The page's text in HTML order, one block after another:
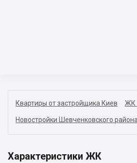
Квартиры от застройщика Киев ЖК
Новостройки Шевченковского
Характеристики ЖК